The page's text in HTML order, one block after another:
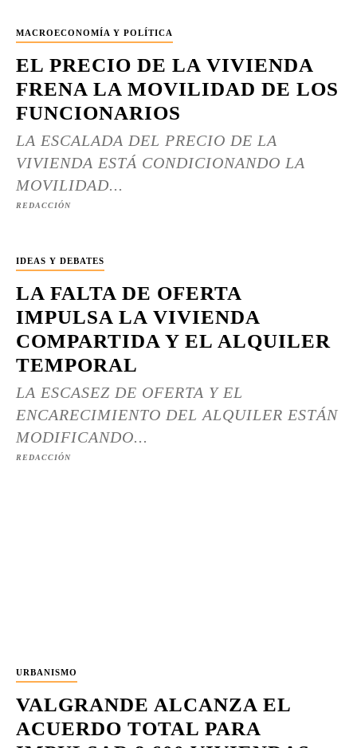
MACROECONOMÍA Y POLÍTICA
EL PRECIO DE LA VIVIENDA
FRENA LA MOVILIDAD DE LOS
FUNCIONARIOS
LA ESCALADA DEL PRECIO DE LA
VIVIENDA ESTÁ CONDICIONANDO LA
MOVILIDAD...
REDACCIÓN
IDEAS Y DEBATES
LA FALTA DE OFERTA
IMPULSA LA VIVIENDA
COMPARTIDA Y EL ALQUILER
TEMPORAL
LA ESCASEZ DE OFERTA Y EL
ENCARECIMIENTO DEL ALQUILER ESTÁN
MODIFICANDO...
REDACCIÓN
URBANISMO
VALGRANDE ALCANZA EL
ACUERDO TOTAL PARA